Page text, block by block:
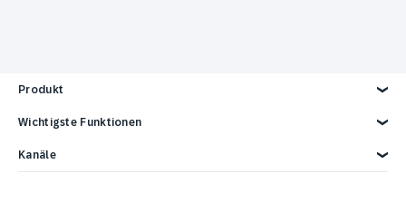
Produkt
Produkt kennenlernen
Wichtigste Funktionen
Kund*innendaten
Kanäle